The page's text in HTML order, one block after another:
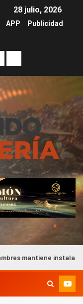
28 julio, 2026
APP
Publicidad
instalaciones